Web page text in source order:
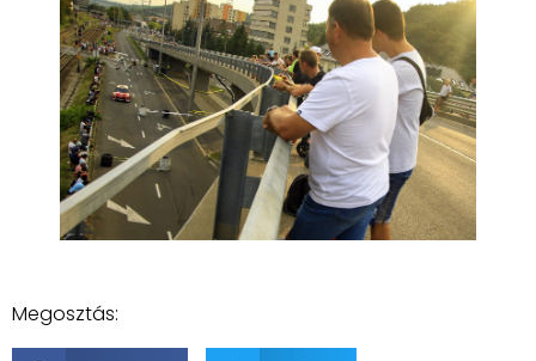
Megosztás: